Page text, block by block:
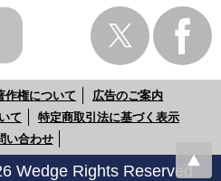
作権について
広告のご案内
て
特定商取引法に基づく表示
い合わせ
Wedge Rights Reserved